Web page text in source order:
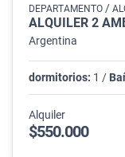
DEPARTAMENTO /
ALQUILER 2
Argentina
dormitorios: 1 /
Alquiler
$550.000